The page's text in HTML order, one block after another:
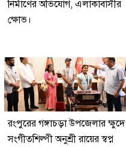
নির্মাণের অভিযোগ, এলাকাবাসীর
ক্ষোভ।
রংপুরের গঙ্গাচড়া উপজেলার ক্ষুদে
সংগীতশিল্পী অনুশ্রী রায়ের স্বপ্ন